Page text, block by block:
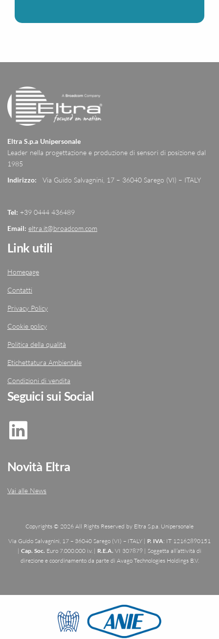
Eltra S.p.a Unipersonale
Leader nella progettazione e produzione di sensori di posizione dal
1985
Indirizzo: Via Guido Salvagnini, 17 – 36040 Sarego (VI) – ITALY
Tel: +39 0444 436489
Email: eltra.it@broadcom.com
Link utili
Homepage
Contatti
Privacy Policy
Cookie policy
Politica della qualità
Etichettatura Ambientale
Condizioni di vendita
Seguici sui Social
Novità Eltra
Vai alle News
Copyrights © 2026 All Rights Reserved by Eltra S.p.a. Unipersonale
Via Guido Salvagnini, 17 – 36040 Sarego (VI) – ITALY | P. IVA: IT 12162890151
| Cap. Soc. Euro 7.000.000 i.v. | R.E.A. VI 307879 | Soggetta all’attività di
direzione e coordinamento da parte di Avago Technologies Holdings B.V.